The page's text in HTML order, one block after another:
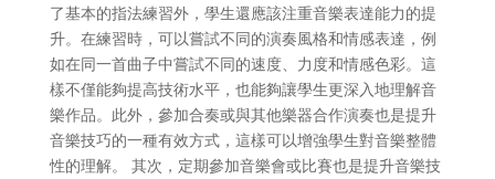
了基本的指法練習外，學生還應該注重音樂表達能力的提
升。在練習時，可以嘗試不同的演奏風格和情感表達，例
如在同一首曲子中嘗試不同的速度、力度和情感色彩。這
樣不僅能夠提高技術水平，也能夠讓學生更深入地理解音
樂作品。此外，參加合奏或與其他樂器合作演奏也是提升
音樂技巧的一種有效方式，這樣可以增強學生對音樂整體
性的理解。 其次，定期參加音樂會或比賽也是提升音樂技